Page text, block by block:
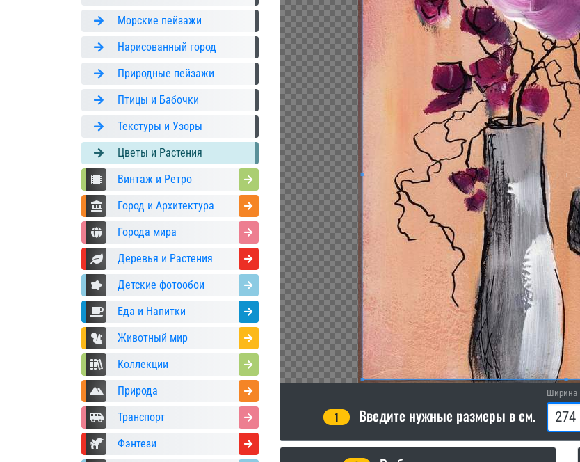
Морские пейзажи
Нарисованный город
Природные пейзажи
Птицы и Бабочки
Текстуры и Узоры
Цветы и Растения
Винтаж и Ретро
Город и Архитектура
Города мира
Деревья и Растения
Детские фотообои
Еда и Напитки
Животный мир
Коллекции
Природа
Транспорт
Фэнтези
1 Введите нужные размеры в см.
Ширина